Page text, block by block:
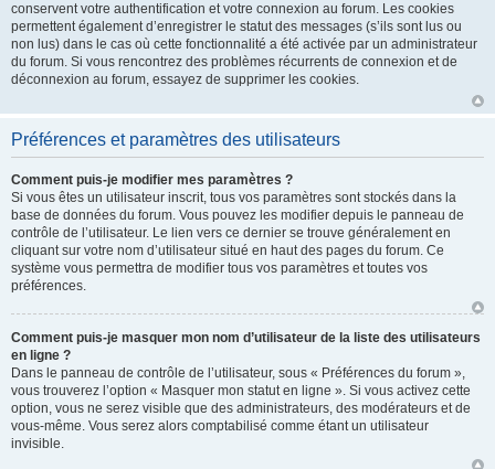
conservent votre authentification et votre connexion au forum. Les cookies
permettent également d’enregistrer le statut des messages (s’ils sont lus ou
non lus) dans le cas où cette fonctionnalité a été activée par un administrateur
du forum. Si vous rencontrez des problèmes récurrents de connexion et de
déconnexion au forum, essayez de supprimer les cookies.
Préférences et paramètres des utilisateurs
Comment puis-je modifier mes paramètres ?
Si vous êtes un utilisateur inscrit, tous vos paramètres sont stockés dans la
base de données du forum. Vous pouvez les modifier depuis le panneau de
contrôle de l’utilisateur. Le lien vers ce dernier se trouve généralement en
cliquant sur votre nom d’utilisateur situé en haut des pages du forum. Ce
système vous permettra de modifier tous vos paramètres et toutes vos
préférences.
Comment puis-je masquer mon nom d’utilisateur de la liste des utilisateurs
en ligne ?
Dans le panneau de contrôle de l’utilisateur, sous « Préférences du forum »,
vous trouverez l’option « Masquer mon statut en ligne ». Si vous activez cette
option, vous ne serez visible que des administrateurs, des modérateurs et de
vous-même. Vous serez alors comptabilisé comme étant un utilisateur
invisible.